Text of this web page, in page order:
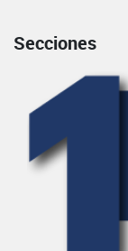
Secciones